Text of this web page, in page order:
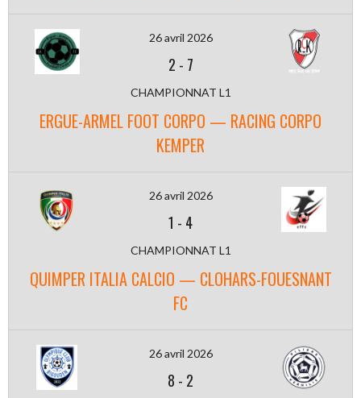
26 avril 2026
2 - 7
CHAMPIONNAT L1
ERGUE-ARMEL FOOT CORPO — RACING CORPO
KEMPER
26 avril 2026
1 - 4
CHAMPIONNAT L1
QUIMPER ITALIA CALCIO — CLOHARS-FOUESNANT
FC
26 avril 2026
8 - 2